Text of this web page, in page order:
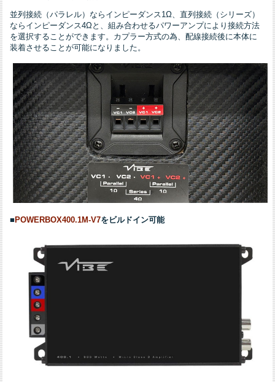
並列接続（パラレル）ならインピーダンス1Ω、直列接続（シリーズ）
ならインピーダンス4Ωと、組み合わせるパワーアンプにより接続方法
を選択することができます。カプラー方式の為、配線接続後に本体に
装着させることが可能になりました。
■ POWERBOX400.1M-V7をビルドイン可能